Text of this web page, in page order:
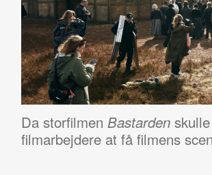
Da storfilmen Bastarden
filmarbejdere at få filmens